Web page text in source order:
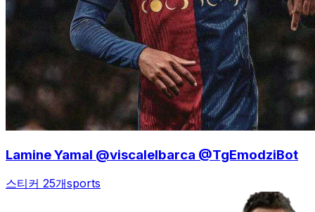
Lamine Yamal @viscalelbarca @TgEmodziBot
스티커 25개sports